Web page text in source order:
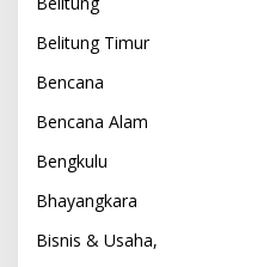
Belitung Timur
Bencana
Bencana Alam
Bengkulu
Bhayangkara
Bisnis & Usaha,